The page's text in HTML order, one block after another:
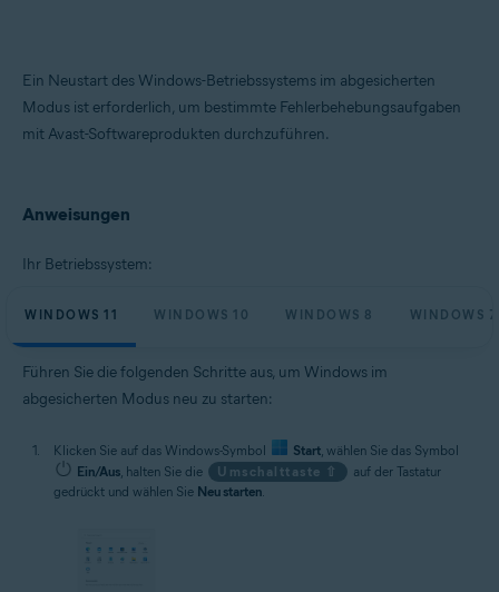
Produkte:
Alle verfügbaren Avast-Softwareprodukte
Microsoft Windows 8.1 Home/Pro/Enterprise/Education – 32-/64-Bit
Microsoft Windows 7 Home Basic/Home
Ein Neustart des Windows-Betriebssystems im abgesicherten
Modus ist erforderlich, um bestimmte Fehlerbehebungsaufgaben
mit Avast-Softwareprodukten durchzuführen.
Anweisungen
Ihr Betriebssystem:
WINDOWS 11 WINDOWS 10 WINDOWS 8 WINDOWS 7
Führen Sie die folgenden Schritte aus, um Windows im
abgesicherten Modus neu zu starten:
Klicken Sie auf das Windows-Symbol Start, wählen Sie das Symbol
Ein/Aus, halten Sie die Umschalttaste ⇧
auf der Tastatur
gedrückt und wählen Sie Neu starten.